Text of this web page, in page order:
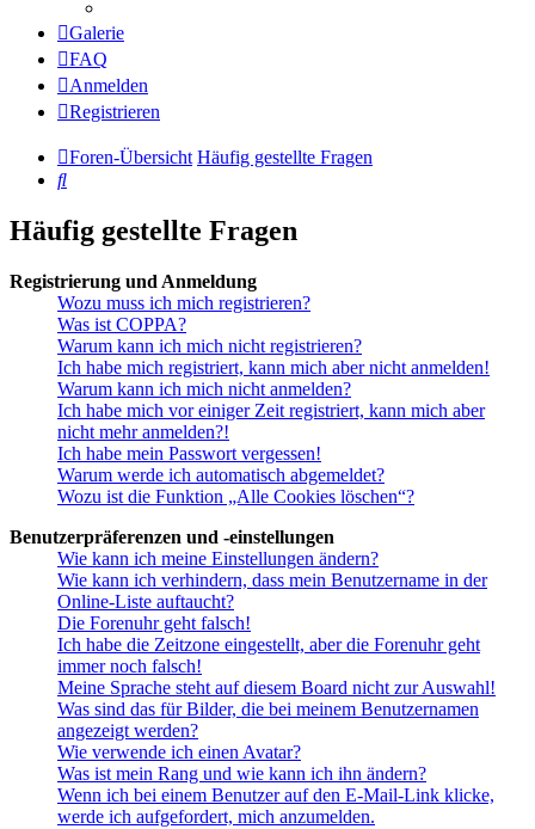
Galerie
FAQ
Anmelden
Registrieren
Foren-Übersicht Häufig gestellte Fragen
Suche
Häufig gestellte Fragen
Registrierung und Anmeldung
Wozu muss ich mich registrieren?
Was ist COPPA?
Warum kann ich mich nicht registrieren?
Ich habe mich registriert, kann mich aber nicht anmelden!
Warum kann ich mich nicht anmelden?
Ich habe mich vor einiger Zeit registriert, kann mich aber
nicht mehr anmelden?!
Ich habe mein Passwort vergessen!
Warum werde ich automatisch abgemeldet?
Wozu ist die Funktion „Alle Cookies löschen“?
Benutzerpräferenzen und -einstellungen
Wie kann ich meine Einstellungen ändern?
Wie kann ich verhindern, dass mein Benutzername in der
Online-Liste auftaucht?
Die Forenuhr geht falsch!
Ich habe die Zeitzone eingestellt, aber die Forenuhr geht
immer noch falsch!
Meine Sprache steht auf diesem Board nicht zur Auswahl!
Was sind das für Bilder, die bei meinem Benutzernamen
angezeigt werden?
Wie verwende ich einen Avatar?
Was ist mein Rang und wie kann ich ihn ändern?
Wenn ich bei einem Benutzer auf den E-Mail-Link klicke,
werde ich aufgefordert, mich anzumelden.